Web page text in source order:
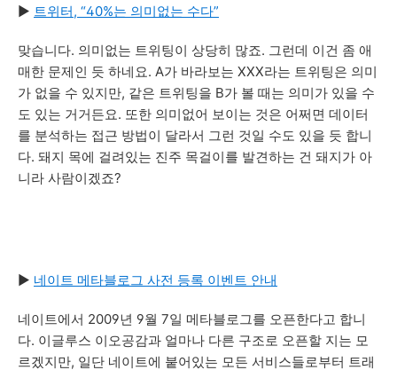
▶ 트위터, “40%는 의미없는 수다”
맞습니다. 의미없는 트위팅이 상당히 많죠. 그런데 이건 좀 애
매한 문제인 듯 하네요. A가 바라보는 XXX라는 트위팅은 의미
가 없을 수 있지만, 같은 트위팅을 B가 볼 때는 의미가 있을 수
도 있는 거거든요. 또한 의미없어 보이는 것은 어쩌면 데이터
를 분석하는 접근 방법이 달라서 그런 것일 수도 있을 듯 합니
다. 돼지 목에 걸려있는 진주 목걸이를 발견하는 건 돼지가 아
니라 사람이겠죠?
▶ 네이트 메타블로그 사전 등록 이벤트 안내
네이트에서 2009년 9월 7일 메타블로그를 오픈한다고 합니
다. 이글루스 이오공감과 얼마나 다른 구조로 오픈할 지는 모
르겠지만, 일단 네이트에 붙어있는 모든 서비스들로부터 트래